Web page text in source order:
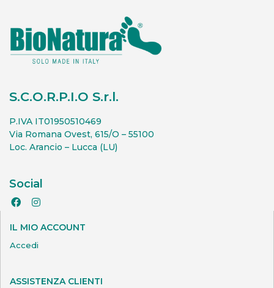
S.C.O.R.P.I.O S.r.l.
P.IVA IT01950510469
Via Romana Ovest, 615/O – 55100
Loc. Arancio – Lucca (LU)
Social
IL MIO ACCOUNT
Accedi
ASSISTENZA CLIENTI